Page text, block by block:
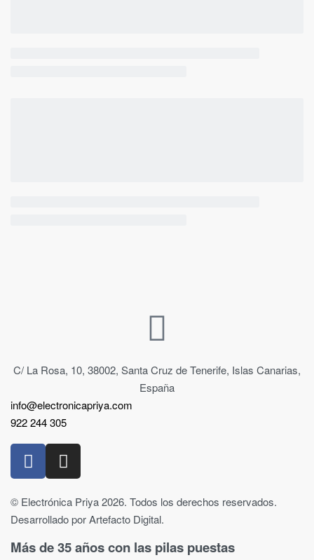
C/ La Rosa, 10, 38002, Santa Cruz de Tenerife, Islas Canarias,
España
info@electronicapriya.com
922 244 305
© Electrónica Priya 2026. Todos los derechos reservados.
Desarrollado por Artefacto Digital.
Más de 35 años con las pilas puestas